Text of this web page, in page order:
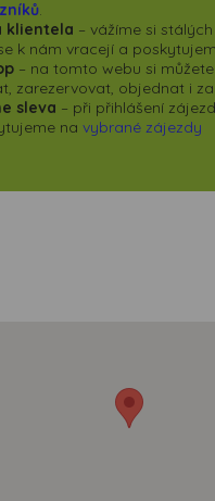
.
klientela – vážíme si
k nám vracejí a
– na tomto webu si
zarezervovat, objednat i
sleva – při přihlášení
na vybrané zájezdy